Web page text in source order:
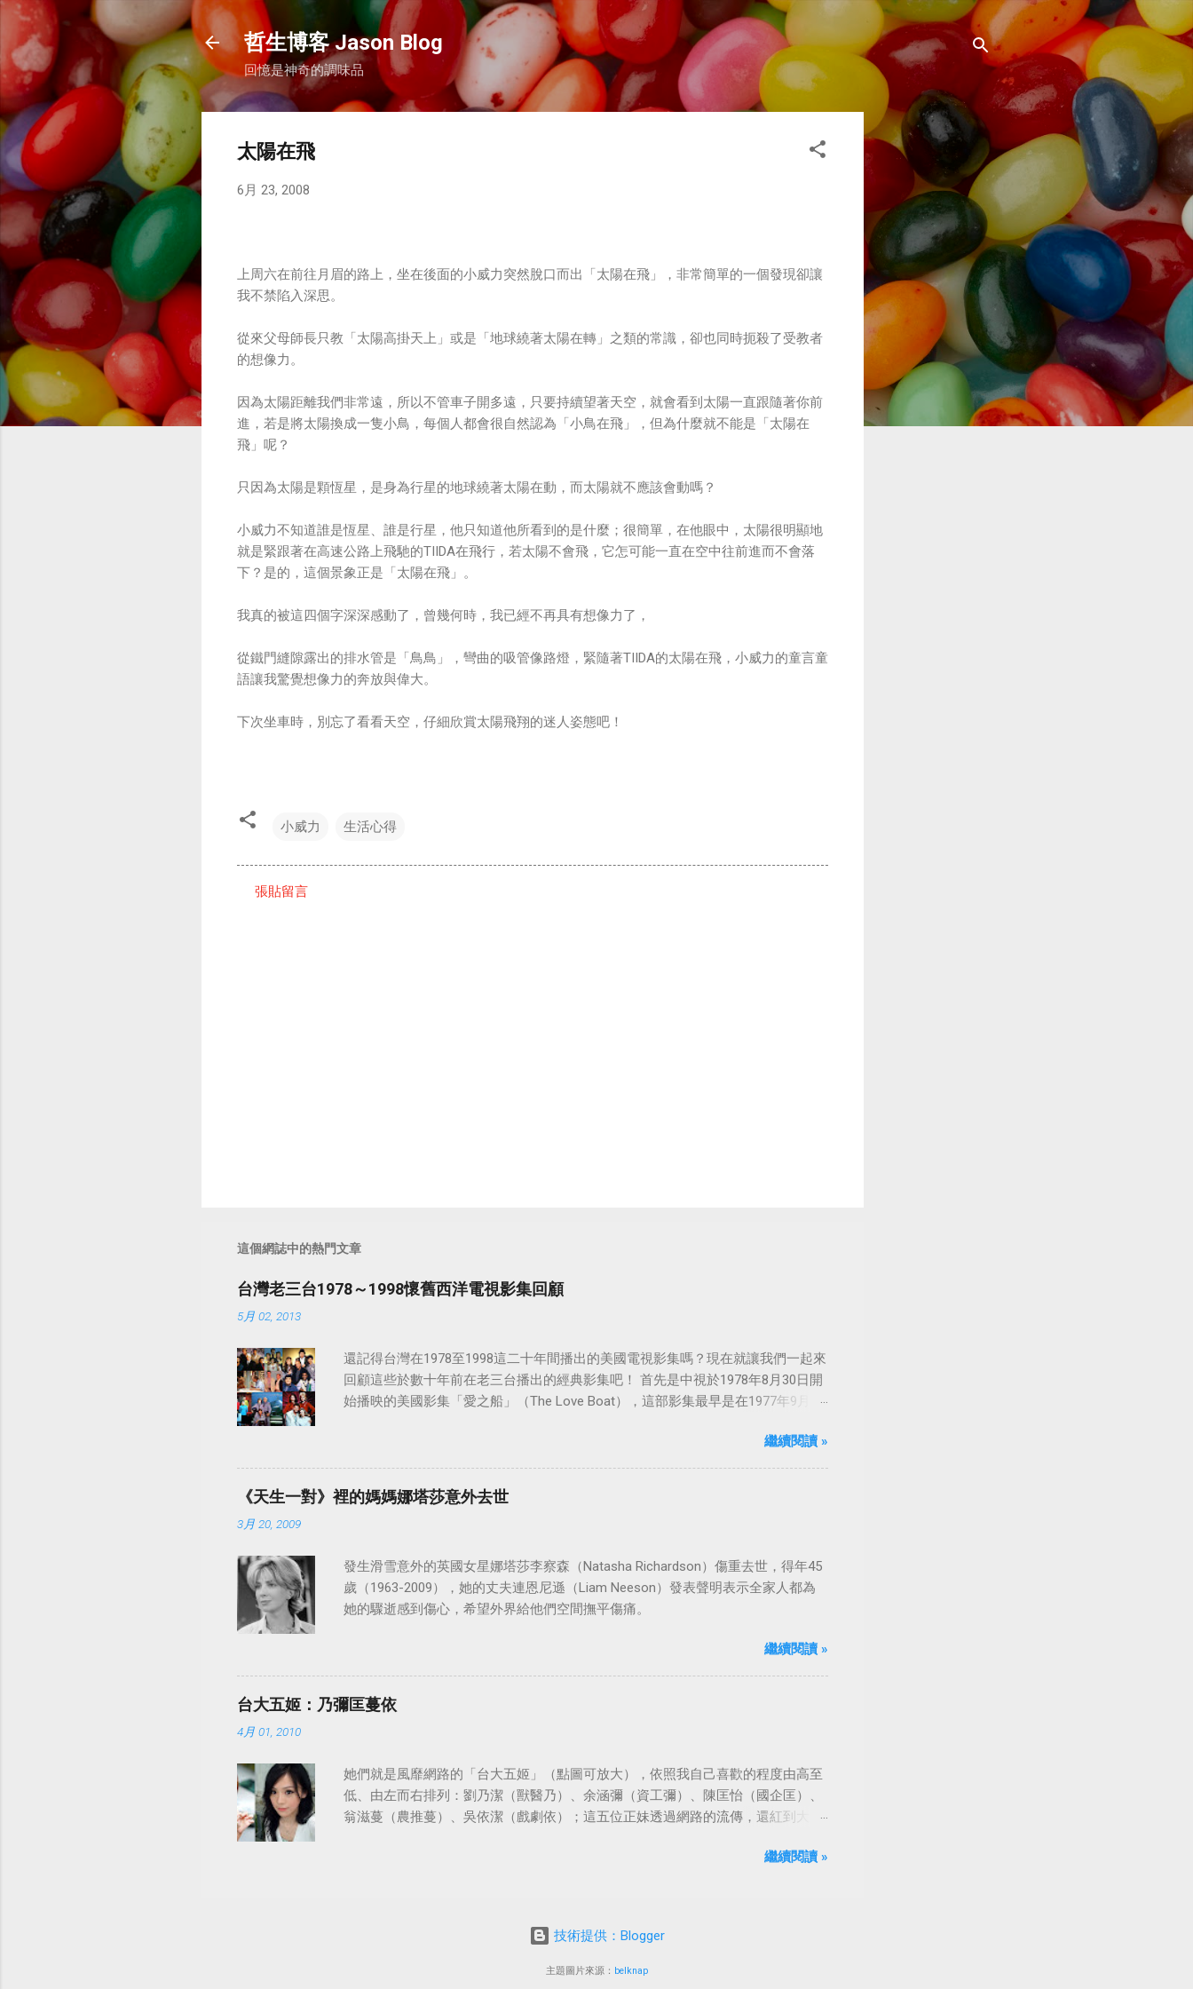
跳到主要內容
哲生博客 Jason Blog
回憶是神奇的調味品
太陽在飛
6月 23, 2008
上周六在前往月眉的路上，坐在後面的小威力突然脫口而出「太陽在飛」，非常簡單的一個發現卻讓
我不禁陷入深思。
從來父母師長只教「太陽高掛天上」或是「地球繞著太陽在轉」之類的常識，卻也同時扼殺了受教者
的想像力。
因為太陽距離我們非常遠，所以不管車子開多遠，只要持續望著天空，就會看到太陽一直跟隨著你前
進，若是將太陽換成一隻小鳥，每個人都會很自然認為「小鳥在飛」，但為什麼就不能是「太陽在
飛」呢？
只因為太陽是顆恆星，是身為行星的地球繞著太陽在動，而太陽就不應該會動嗎？
小威力不知道誰是恆星、誰是行星，他只知道他所看到的是什麼；很簡單，在他眼中，太陽很明顯地
就是緊跟著在高速公路上飛馳的TIIDA在飛行，若太陽不會飛，它怎可能一直在空中往前進而不會落
下？是的，這個景象正是「太陽在飛」。
我真的被這四個字深深感動了，曾幾何時，我已經不再具有想像力了，
從鐵門縫隙露出的排水管是「鳥鳥」，彎曲的吸管像路燈，緊隨著TIIDA的太陽在飛，小威力的童言童
語讓我驚覺想像力的奔放與偉大。
下次坐車時，別忘了看看天空，仔細欣賞太陽飛翔的迷人姿態吧！
小威力 生活心得
張貼留言
這個網誌中的熱門文章
台灣老三台1978～1998懷舊西洋電視影集回顧
5月 02, 2013
還記得台灣在1978至1998這二十年間播出的美國電視影集嗎？現在就讓我們一起來
回顧這些於數十年前在老三台播出的經典影集吧！ 首先是中視於1978年8月30日開
始播映的美國影集「愛之船」（The Love Boat），這部影集最早是在1977年9月24
繼續閱讀 »
《天生一對》裡的媽媽娜塔莎意外去世
3月 20, 2009
發生滑雪意外的英國女星娜塔莎李察森（Natasha Richardson）傷重去世，得年45
歲（1963-2009），她的丈夫連恩尼遜（Liam Neeson）發表聲明表示全家人都為
她的驟逝感到傷心，希望外界給他們空間撫平傷痛。
繼續閱讀 »
台大五姬：乃彌匡蔓依
4月 01, 2010
她們就是風靡網路的「台大五姬」（點圖可放大），依照我自己喜歡的程度由高至
低、由左而右排列：劉乃潔（獸醫乃）、余涵彌（資工彌）、陳匡怡（國企匡）、
翁滋蔓（農推蔓）、吳依潔（戲劇依）；這五位正妹透過網路的流傳，還紅到大
繼續閱讀 »
技術提供：Blogger
主題圖片來源： belknap